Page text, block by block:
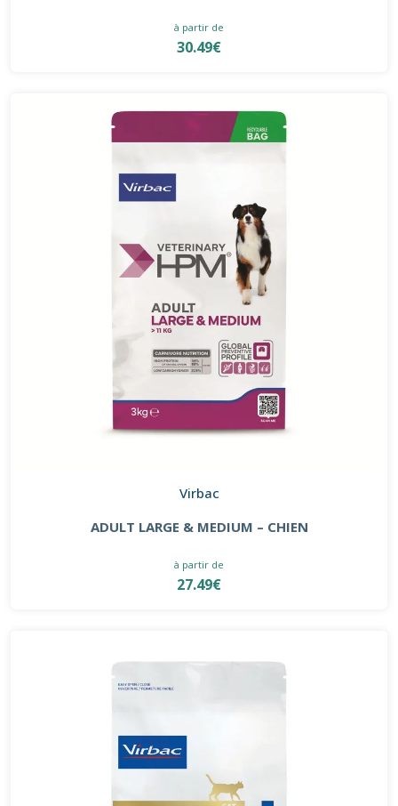
à partir de
30.49€
Virbac
ADULT LARGE & MEDIUM – CHIEN
à partir de
27.49€